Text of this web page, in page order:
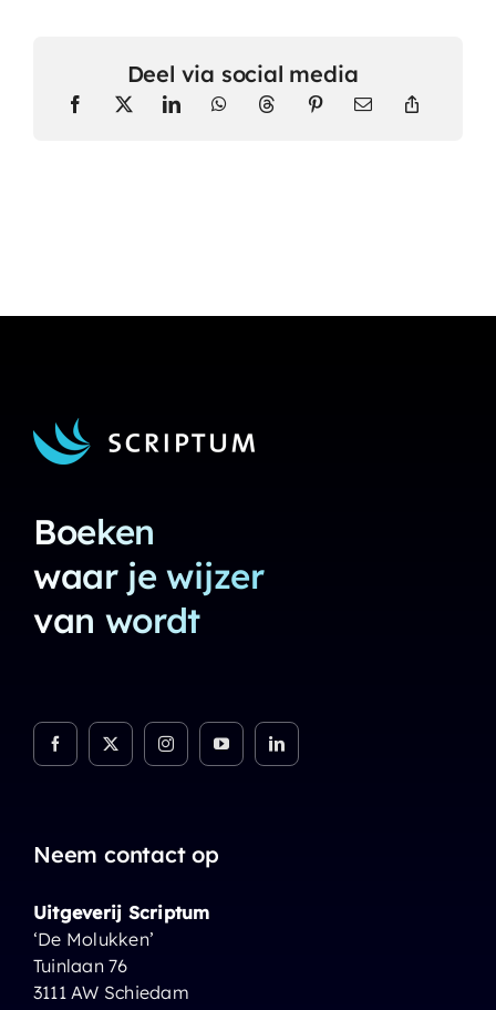
Deel via social media
Boeken
waar je wijzer
van wordt
Neem contact op
Uitgeverij Scriptum
‘De Molukken’
Tuinlaan 76
3111 AW Schiedam